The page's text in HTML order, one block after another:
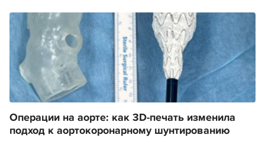
Операции на аорте: как 3D-печать изменила
подход к аортокоронарному шунтированию